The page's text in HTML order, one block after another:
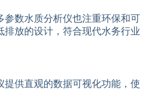
参数水质分析仪也注重环保和可
排放的设计，符合现代水务行业
提供直观的数据可视化功能，使